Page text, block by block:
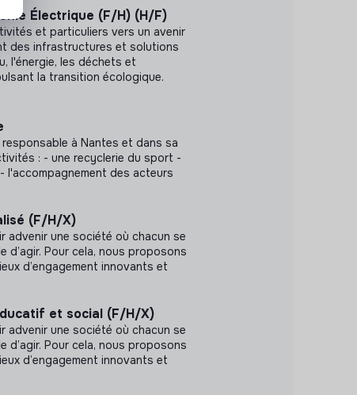
Électrique (F/H) (H/F)
et particuliers vers un avenir
des infrastructures et solutions
l'énergie, les déchets et
la transition écologique.
à Nantes et dans sa
: - une recyclerie du sport -
l'accompagnement des acteurs
(F/H/X)
advenir une société où chacun se
d’agir. Pour cela, nous proposons
d’engagement innovants et
et social (F/H/X)
advenir une société où chacun se
d’agir. Pour cela, nous proposons
d’engagement innovants et